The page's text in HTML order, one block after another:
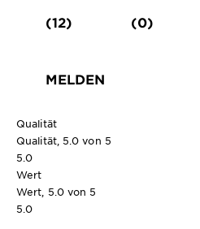
(12) (0)
MELDEN
Qualität
Qualität, 5.0 von 5
5.0
Wert
Wert, 5.0 von 5
5.0